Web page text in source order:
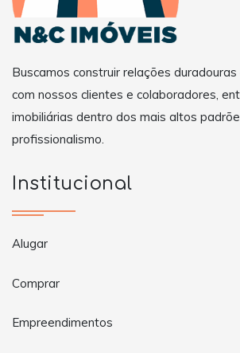
Buscamos construir relações
com nossos clientes e colaboradores,
imobiliárias dentro dos mais altos
profissionalismo.
Institucional
Alugar
Comprar
Empreendimentos